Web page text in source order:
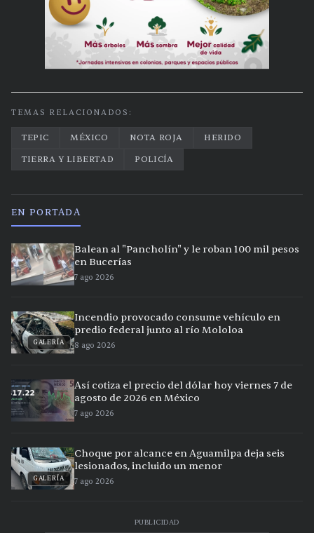
TEMAS RELACIONADOS:
TEPIC MÉXICO NOTA ROJA
HERIDO
TIERRA Y LIBERTAD
POLICÍA
EN PORTADA
Balean al "Pancholín" y le roban 100 mil pesos
en Bucerías
7 ago 2026
GALERÍA
Incendio provocado consume vehículo en
predio federal junto al río Mololoa
8 ago 2026
Así cotiza el precio del dólar hoy viernes 7 de
agosto de 2026 en México
7 ago 2026
GALERÍA
Choque por alcance en Aguamilpa deja seis
lesionados, incluido un menor
7 ago 2026
PUBLICIDAD